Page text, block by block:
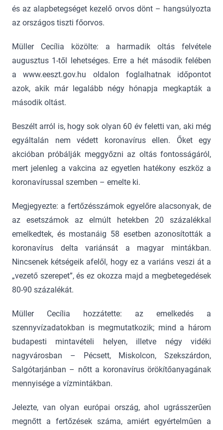
és az alapbetegséget kezelő orvos dönt – hangsúlyozta
az országos tiszti főorvos.
Müller Cecília közölte: a harmadik oltás felvétele
augusztus 1-től lehetséges. Erre a hét második felében
a www.eeszt.gov.hu oldalon foglalhatnak időpontot
azok, akik már legalább négy hónapja megkapták a
második oltást.
Beszélt arról is, hogy sok olyan 60 év feletti van, aki még
egyáltalán nem védett koronavírus ellen. Őket egy
akcióban próbálják meggyőzni az oltás fontosságáról,
mert jelenleg a vakcina az egyetlen hatékony eszköz a
koronavírussal szemben – emelte ki.
Megjegyezte: a fertőzésszámok egyelőre alacsonyak, de
az esetszámok az elmúlt hetekben 20 százalékkal
emelkedtek, és mostanáig 58 esetben azonosították a
koronavírus delta variánsát a magyar mintákban.
Nincsenek kétségeik afelől, hogy ez a variáns veszi át a
„vezető szerepet”, és ez okozza majd a megbetegedések
80-90 százalékát.
Müller Cecília hozzátette: az emelkedés a
szennyvízadatokban is megmutatkozik; mind a három
budapesti mintavételi helyen, illetve négy vidéki
nagyvárosban – Pécsett, Miskolcon, Szekszárdon,
Salgótarjánban – nőtt a koronavírus örökítőanyagának
mennyisége a vízmintákban.
Jelezte, van olyan európai ország, ahol ugrásszerűen
megnőtt a fertőzések száma, amiért egyértelműen a